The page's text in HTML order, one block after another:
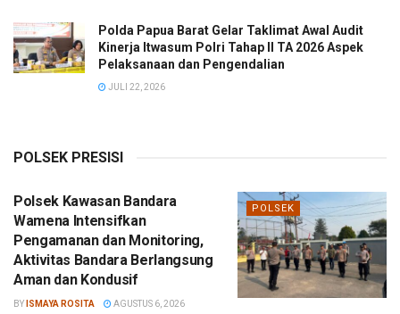
Polda Papua Barat Gelar Taklimat Awal Audit
Kinerja Itwasum Polri Tahap II TA 2026 Aspek
Pelaksanaan dan Pengendalian
JULI 22, 2026
POLSEK PRESISI
POLSEK
Polsek Kawasan Bandara
Wamena Intensifkan
Pengamanan dan Monitoring,
Aktivitas Bandara Berlangsung
Aman dan Kondusif
BY ISMAYA ROSITA AGUSTUS 6, 2026